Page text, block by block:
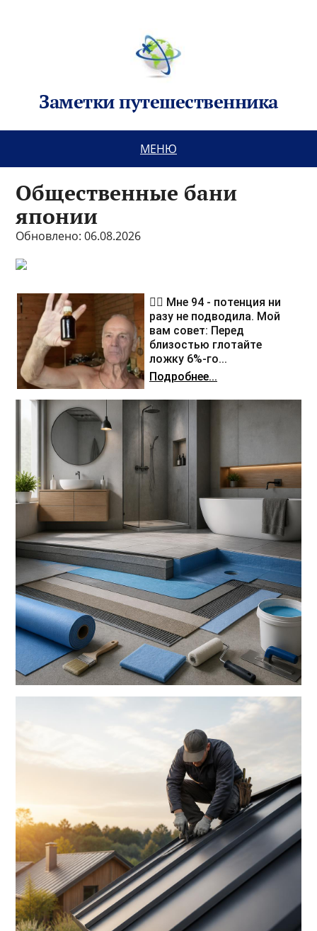
Заметки путешественника
МЕНЮ
Общественные бани
японии
Обновлено: 06.08.2026
❤️‍🔥 Мне 94 - потенция ни
разу не подводила. Мой
вам совет: Перед
близостью глотайте
ложку 6%-го...
Подробнее...